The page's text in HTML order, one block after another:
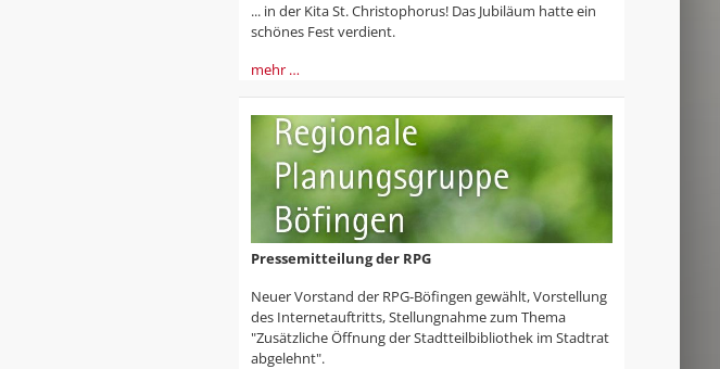
... in der Kita St. Christophorus! Das Jubiläum hatte ein
schönes Fest verdient.
mehr …
Pressemitteilung der RPG
Neuer Vorstand der RPG-Böfingen gewählt, Vorstellung
des Internetauftritts, Stellungnahme zum Thema
"Zusätzliche Öffnung der Stadtteilbibliothek im Stadtrat
abgelehnt".